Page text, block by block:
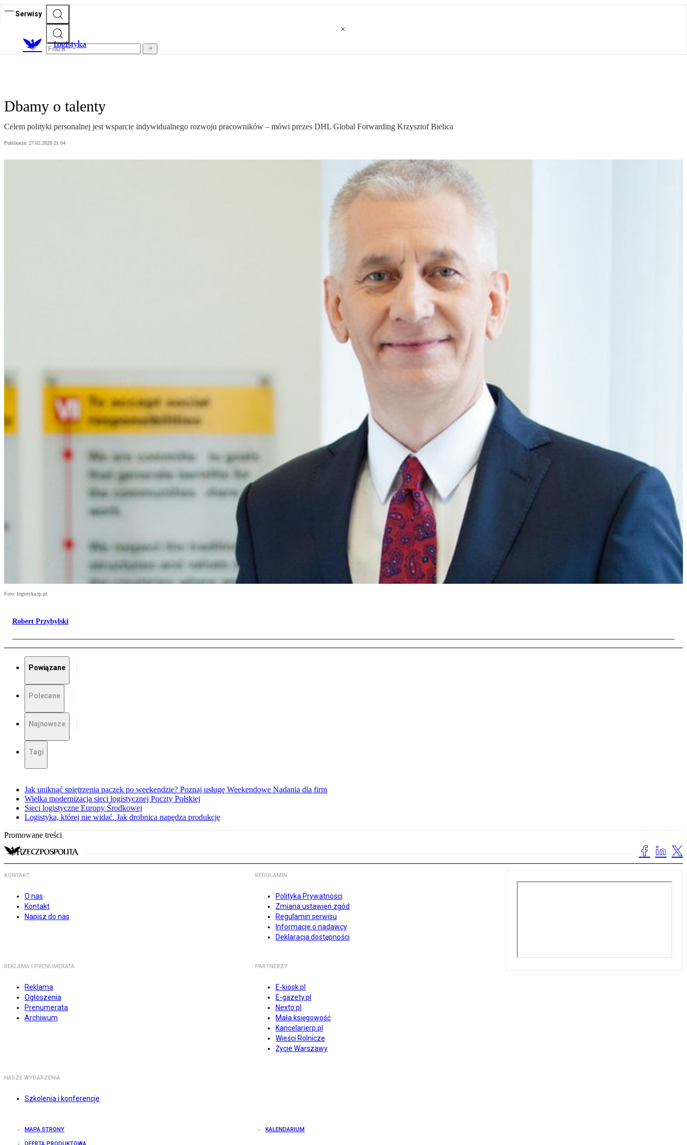
Serwisy
Logistyka
Dbamy o talenty
Celem polityki personalnej jest wsparcie indywidualnego rozwoju pracowników – mówi prezes DHL Global Forwarding Krzysztof Bielica
Publikacja: 27.02.2020 21:04
Foto: logistyka.rp.pl
Robert Przybylski
Powiązane
Polecane
Najnowsze
Tagi
Jak uniknąć spiętrzenia paczek po weekendzie? Poznaj usługę Weekendowe Nadania dla firm
Wielka modernizacja sieci logistycznej Poczty Polskiej
Sieci logistyczne Europy Środkowej
Logistyka, której nie widać. Jak drobnica napędza produkcję
Promowane treści
KONTAKT
O nas
Kontakt
Napisz do nas
REGULAMIN
Polityka Prywatności
Zmiana ustawień zgód
Regulamin serwisu
Informacje o nadawcy
Deklaracja dostępności
REKLAMA I PRENUMERATA
Reklama
Ogłoszenia
Prenumerata
Archiwum
PARTNERZY
E-kiosk.pl
E-gazety.pl
Nexto.pl
Mała księgowość
Kancelarierp.pl
Wieści Rolnicze
Życie Warszawy
NASZE WYDARZENIA
Szkolenia i konferencje
MAPA STRONY KALENDARIUM